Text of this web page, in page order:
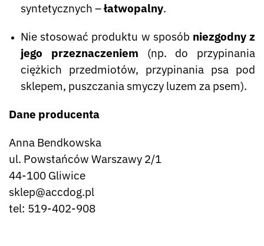
syntetycznych –łatwopalny.
Nie stosować produktu w sposób niezgodny z
jego przeznaczeniem (np. do przypinania
ciężkich przedmiotów, przypinania psa pod
sklepem, puszczania smyczy luzem za psem).
Dane producenta
Anna Bendkowska
ul. Powstańców Warszawy 2/1
44-100 Gliwice
sklep@accdog.pl
tel: 519-402-908